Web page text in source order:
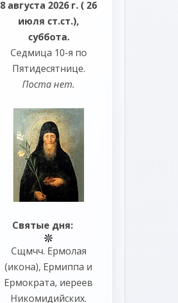
8 августа 2026 г. ( 26
июля ст.ст.),
суббота.
Седмица 10-я по
Пятидесятнице.
Поста нет.
Святые дня:
Сщмчч. Ермолая
(икона), Ермиппа и
Ермократа, иереев
Никомидийских.